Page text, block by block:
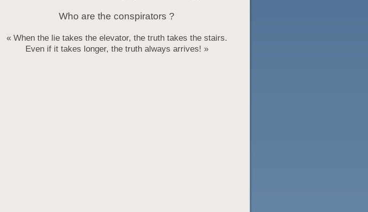
Who are the conspirators ?
« When the lie takes the elevator, the truth takes the stairs.
Even if it takes longer, the truth always arrives! »